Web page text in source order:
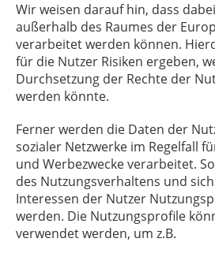
Wir weisen darauf hin, dass
außerhalb des Raumes der
verarbeitet werden können.
für die Nutzer Risiken ergeben,
Durchsetzung der Rechte der
werden könnte.
Ferner werden die Daten der
sozialer Netzwerke im Regelfall
und Werbezwecke verarbeitet.
des Nutzungsverhaltens und
Interessen der Nutzer
werden. Die Nutzungsprofile
verwendet werden, um z.B.